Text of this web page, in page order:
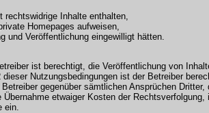
rechtswidrige Inhalte enthalten,
Homepages aufweisen,
und Veröffentlichung eingewilligt hätten.
ist berechtigt, die Veröffentlichung von
Nutzungsbedingungen ist der Betreiber
gegenüber sämtlichen Ansprüchen
etwaiger Kosten der
ein.